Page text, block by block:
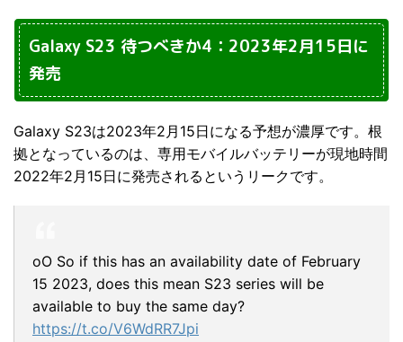
Galaxy S23 待つべきか4：2023年2月15日に
発売
Galaxy S23は2023年2月15日になる予想が濃厚です。根
拠となっているのは、専用モバイルバッテリーが現地時間
2022年2月15日に発売されるというリークです。
oO So if this has an availability date of February
15 2023, does this mean S23 series will be
available to buy the same day?
https://t.co/V6WdRR7Jpi